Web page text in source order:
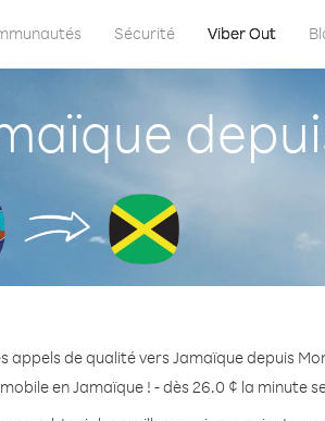
Sécurité Viber Out
appels de qualité vers Jamaïque depuis
en Jamaïque ! - dès 26.0 ¢ la minute